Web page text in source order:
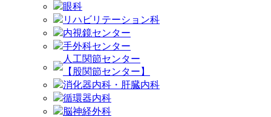
眼科
リハビリテーション科
内視鏡センター
手外科センター
人工関節センター
【股関節センター】
消化器内科・肝臓内科
循環器内科
脳神経外科